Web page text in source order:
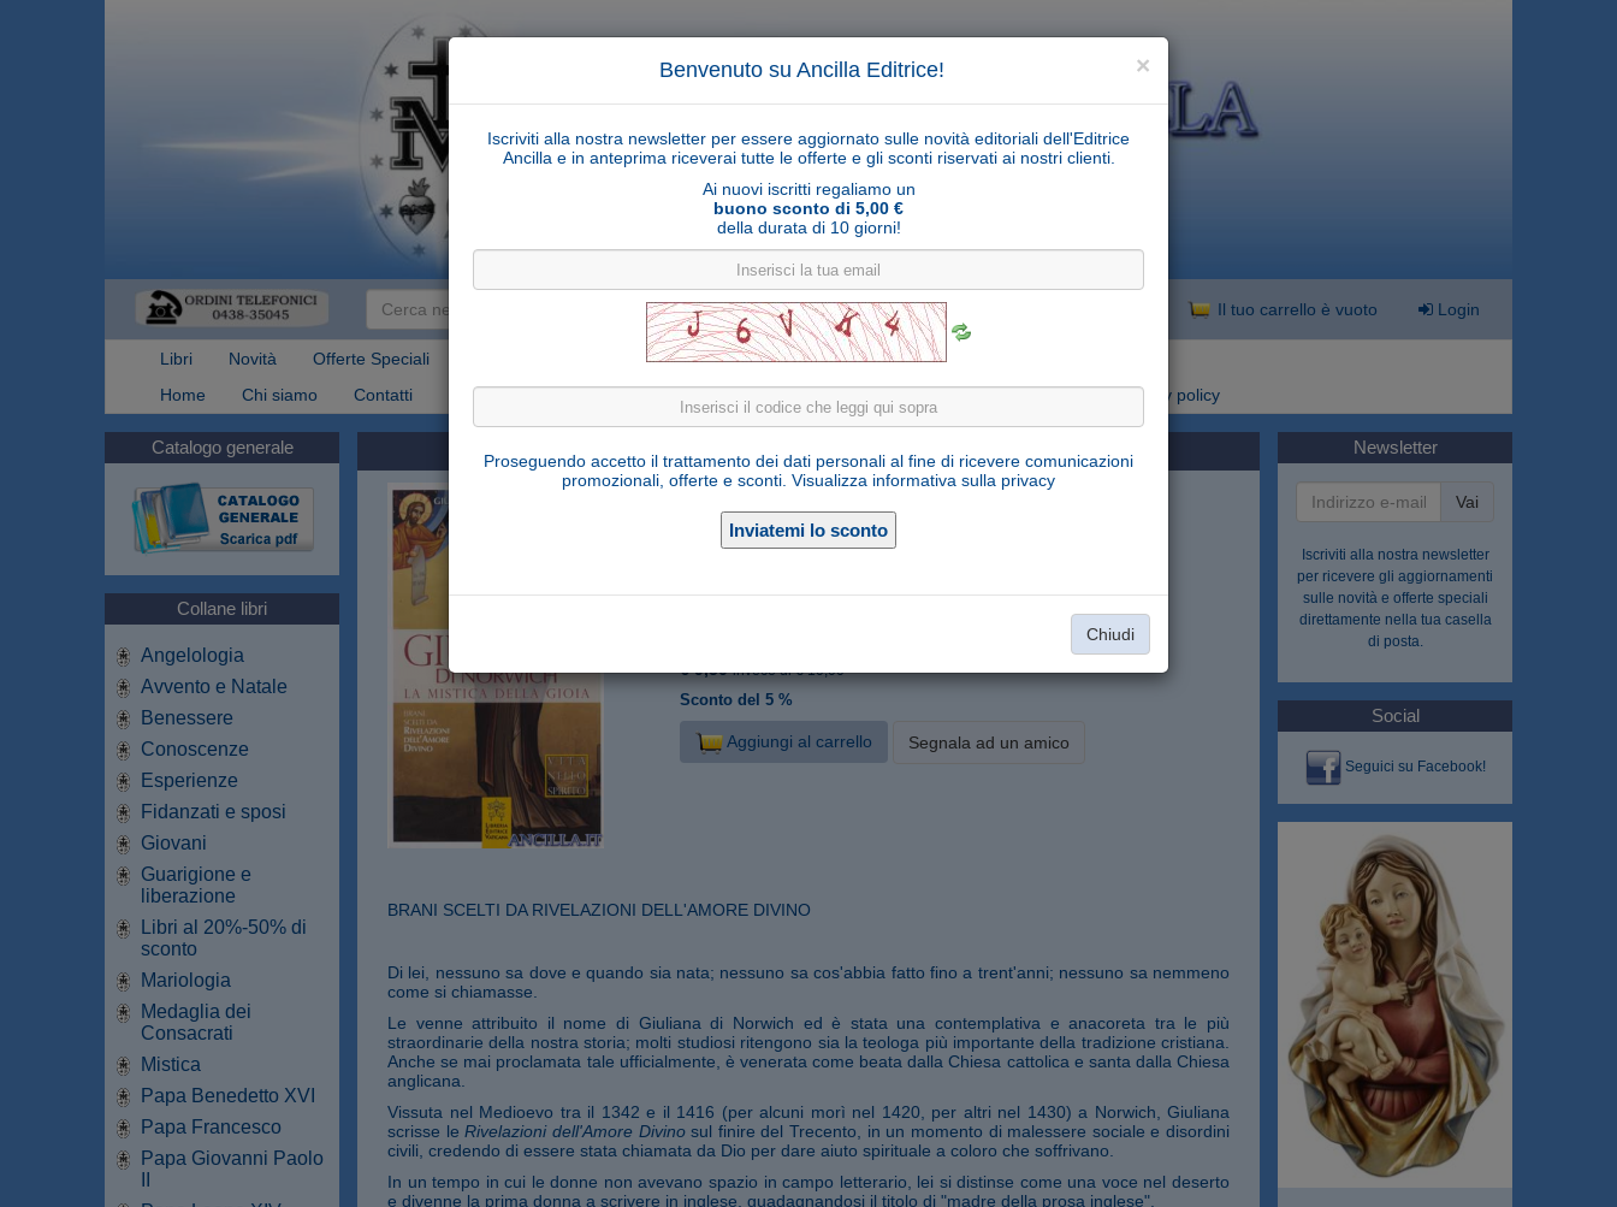
×
Benvenuto su Ancilla Editrice!
Iscriviti alla nostra newsletter per essere aggiornato sulle novità editoriali dell'Editrice
Ancilla e in anteprima riceverai tutte le offerte e gli sconti riservati ai nostri clienti.
Ai nuovi iscritti regaliamo un
buono sconto di 5,00 €
della durata di 10 giorni!
Proseguendo accetto il trattamento dei dati personali al fine di ricevere comunicazioni
promozionali, offerte e sconti. Visualizza informativa sulla privacy
Chiudi
Cerca Il tuo carrello è vuoto Login
Libri Novità Offerte Speciali Collane libri
Articoli religiosi
Home
Chi siamo Contatti Spedizioni Privacy policy
Catalogo generale
Collane libri
Angelologia
Avvento e Natale
Benessere
Conoscenze
Esperienze
Fidanzati e sposi
Giovani
Guarigione e
liberazione
Libri al 20%-50% di
sconto
Mariologia
Medaglia dei
Consacrati
Mistica
Papa Benedetto XVI
Papa Francesco
Papa Giovanni Paolo
Giuliana di Norwich - La mistica della gioia
Giuliana Vittoria Fantuz
Libreria Editrice Vaticana
€ 9,50 invece di € 10,00
Sconto del 5 %
Aggiungi al carrello Segnala ad un amico
BRANI SCELTI DA RIVELAZIONI DELL'AMORE DIVINO
Di lei, nessuno sa dove e quando sia nata; nessuno sa cos'abbia fatto fino a trent'anni; nessuno sa nemmeno
come si chiamasse.
Le venne attribuito il nome di Giuliana di Norwich ed è stata una contemplativa e anacoreta tra le più
straordinarie della nostra storia; molti studiosi ritengono sia la teologa più importante della tradizione cristiana.
Anche se mai proclamata tale ufficialmente, è venerata come beata dalla Chiesa cattolica e santa dalla Chiesa
anglicana.
Vissuta nel Medioevo tra il 1342 e il 1416 (per alcuni morì nel 1420, per altri nel 1430) a Norwich, Giuliana
scrisse leRivelazioni dell'Amore Divinosul finire del Trecento, in un momento di malessere sociale e disordini
civili, credendo di essere stata chiamata da Dio per dare aiuto spirituale a coloro che soffrivano.
In un tempo in cui le donne non avevano spazio in campo letterario, lei si distinse come una voce nel deserto
e divenne la prima donna a scrivere in inglese, guadagnandosi il titolo di "madre della prosa inglese".
Newsletter
Vai
Iscriviti alla nostra newsletter
per ricevere gli aggiornamenti
sulle novità e offerte speciali
direttamente nella tua casella
di posta.
Social
Seguici su Facebook!